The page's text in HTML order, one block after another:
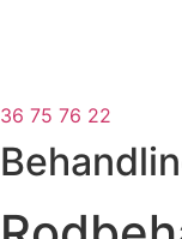
36 75 76 22